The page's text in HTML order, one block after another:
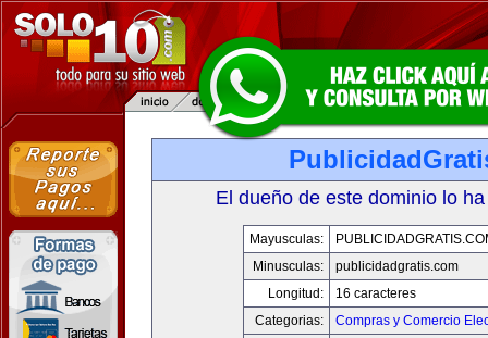
El dueño de este dominio lo
Mayusculas:
Minusculas:
publicidadgratis.com
Longitud:
16 caracteres
Categorias:
Compras y Comercio